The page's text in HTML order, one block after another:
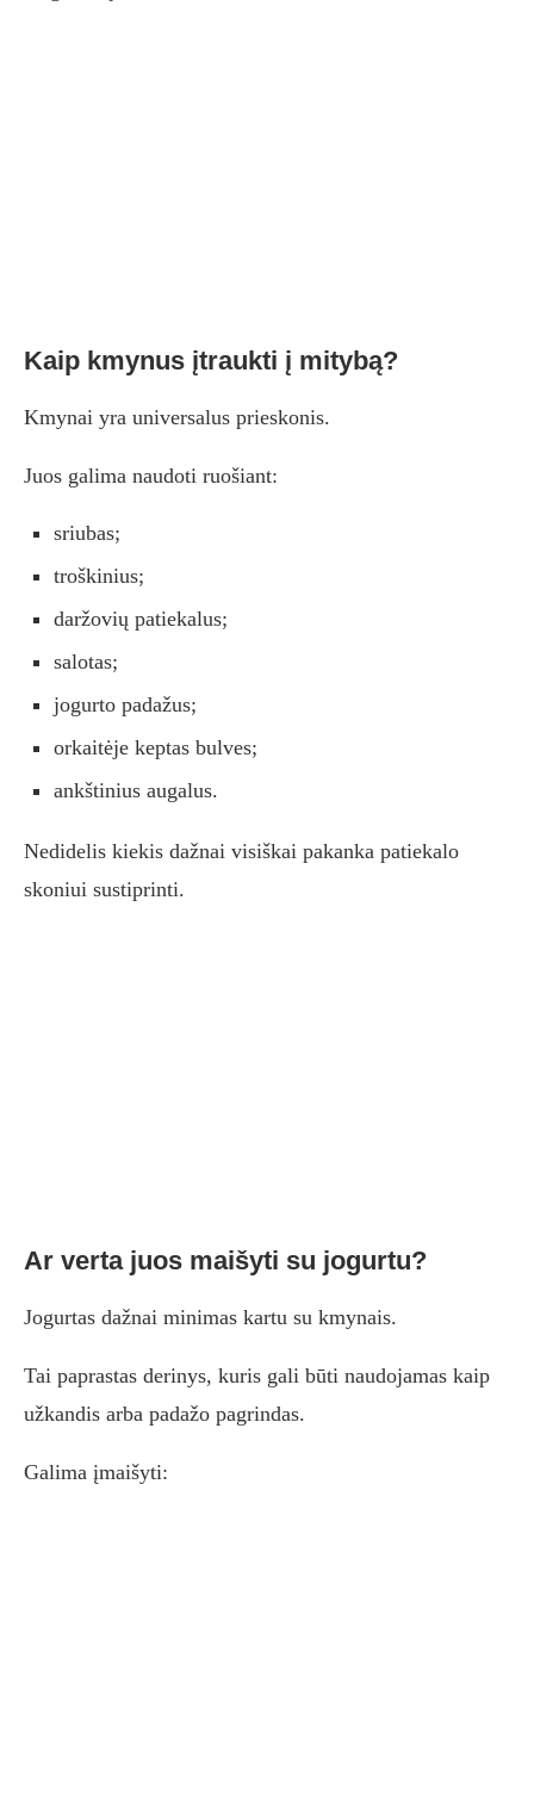
Kaip kmynus įtraukti į mitybą?
Kmynai yra universalus prieskonis.
Juos galima naudoti ruošiant:
sriubas;
troškinius;
daržovių patiekalus;
salotas;
jogurto padažus;
orkaitėje keptas bulves;
ankštinius augalus.
Nedidelis kiekis dažnai visiškai pakanka patiekalo
skoniui sustiprinti.
Ar verta juos maišyti su jogurtu?
Jogurtas dažnai minimas kartu su kmynais.
Tai paprastas derinys, kuris gali būti naudojamas kaip
užkandis arba padažo pagrindas.
Galima įmaišyti: